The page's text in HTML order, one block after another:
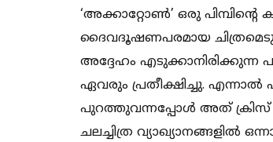
‘അക്കാറ്റോണ്‍’ ഒരു
ദൈവദൂഷണപരമായ
അദ്ദേഹം എടുക്കാനിരിക്കുന്ന
ഏവരും പ്രതീക്ഷിച്ചു. എന്നാല്‍
പുറത്തുവന്നപ്പോള്‍ അത് ക്രിസ്
ചലച്ചിത്ര വ്യാഖ്യാനങ്ങളില്‍